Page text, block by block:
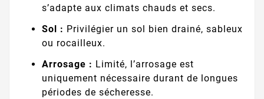
s’adapte aux climats chauds et secs.
Sol : Privilégier un sol bien drainé, sableux
ou rocailleux.
Arrosage : Limité, l’arrosage est
uniquement nécessaire durant de longues
périodes de sécheresse.